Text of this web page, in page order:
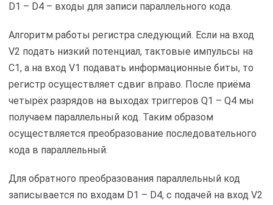
D1 – D4 – входы для записи параллельного кода.
Алгоритм работы регистра следующий. Если на вход
V2 подать низкий потенциал, тактовые импульсы на
C1, а на вход V1 подавать информационные биты, то
регистр осуществляет сдвиг вправо. После приёма
четырёх разрядов на выходах триггеров Q1 – Q4 мы
получаем параллельный код. Таким образом
осуществляется преобразование последовательного
кода в параллельный.
Для обратного преобразования параллельный код
записывается по входам D1 – D4, с подачей на вход V2